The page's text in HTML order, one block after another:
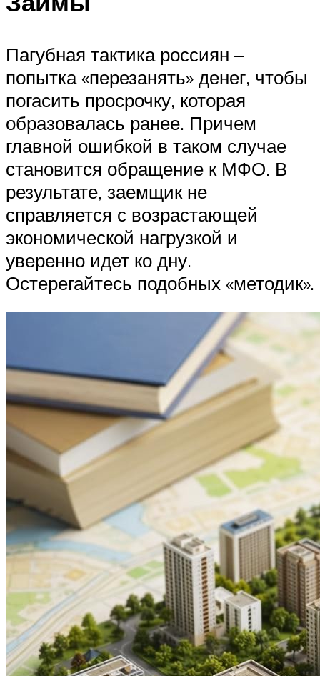
Пагубная тактика россиян –
попытка «перезанять» денег, чтобы
погасить просрочку, которая
образовалась ранее. Причем
главной ошибкой в таком случае
становится обращение к МФО. В
результате, заемщик не
справляется с возрастающей
экономической нагрузкой и
уверенно идет ко дну.
Остерегайтесь подобных «методик».